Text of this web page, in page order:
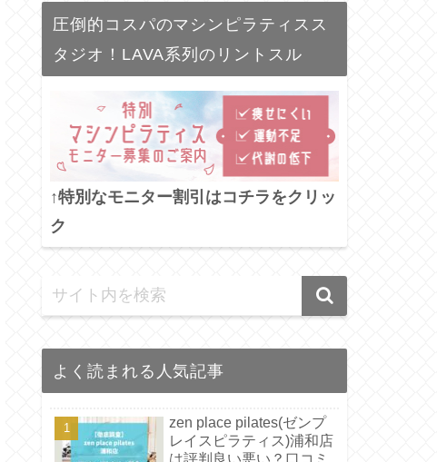
圧倒的コスパのマシンピラティスス
タジオ！LAVA系列のリントスル
↑特別なモニター割引はコチラをクリッ
ク
よく読まれる人気記事
zen place pilates(ゼンプ
レイスピラティス)浦和店